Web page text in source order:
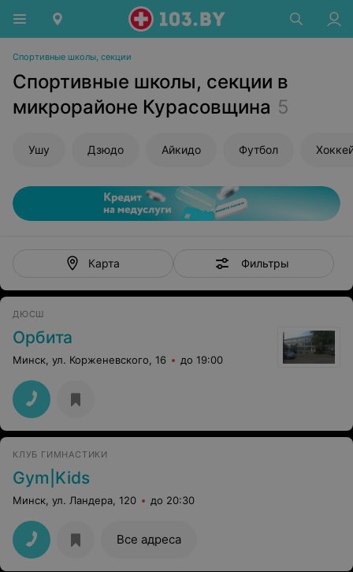
Спортивные школы, секции
Спортивные школы, секции в
микрорайоне Курасовщина 5
Ушу Дзюдо Айкидо Футбол
Карта Фильтры
ДЮСШ
Орбита
Минск, ул. Корженевского, 16 до 19:00
КЛУБ ГИМНАСТИКИ
Gym|Kids
Минск, ул. Ландера, 120 до 20:30
Все адреса